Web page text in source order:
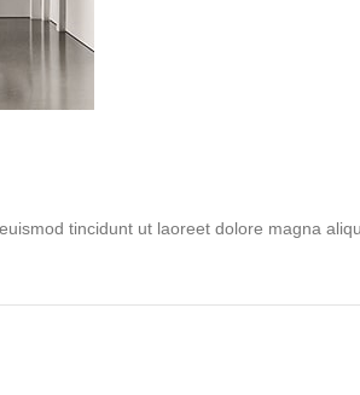
tincidunt ut laoreet dolore magna